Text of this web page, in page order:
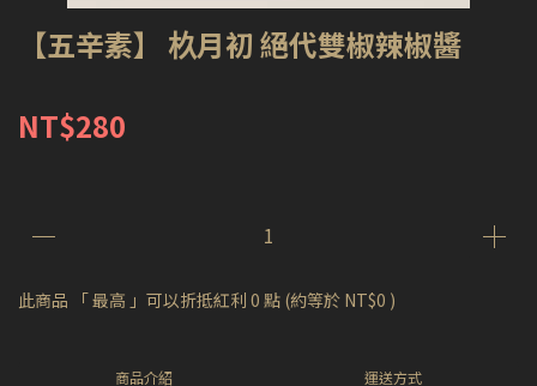
【五辛素】 杦月初 絕代雙椒辣椒醬
NT$280
此商品 「 最高 」可以折抵紅利 0 點 (約等於 NT$0 )
商品介紹 運送方式